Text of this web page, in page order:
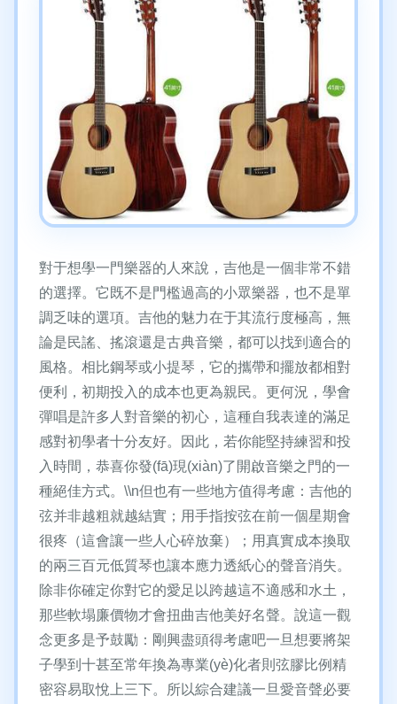
對于想學一門樂器的人來說，吉他是一個非常不錯
的選擇。它既不是門檻過高的小眾樂器，也不是單
調乏味的選項。吉他的魅力在于其流行度極高，無
論是民謠、搖滾還是古典音樂，都可以找到適合的
風格。相比鋼琴或小提琴，它的攜帶和擺放都相對
便利，初期投入的成本也更為親民。更何況，學會
彈唱是許多人對音樂的初心，這種自我表達的滿足
感對初學者十分友好。因此，若你能堅持練習和投
入時間，恭喜你發(fā)現(xiàn)了開啟音樂之門的一
種絕佳方式。\\n但也有一些地方值得考慮：吉他的
弦并非越粗就越結實；用手指按弦在前一個星期會
很疼（這會讓一些人心碎放棄）；用真實成本換取
的兩三百元低質琴也讓本應力透紙心的聲音消失。
除非你確定你對它的愛足以跨越這不適感和水土，
那些軟塌廉價物才會扭曲吉他美好名聲。說這一觀
念更多是予鼓勵：剛興盡頭得考慮吧一旦想要將架
子學到十甚至常年換為專業(yè)化者則弦膠比例精
密容易取悅上三下。所以綜合建議一旦愛音聲必要